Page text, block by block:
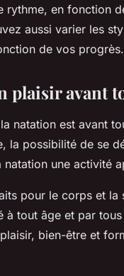
rythme, en fonction
aussi varier les
de vos progrès.
plaisir avant
natation est avant
la possibilité de se
une activité
pour le corps et
à tout âge et par
bien-être et